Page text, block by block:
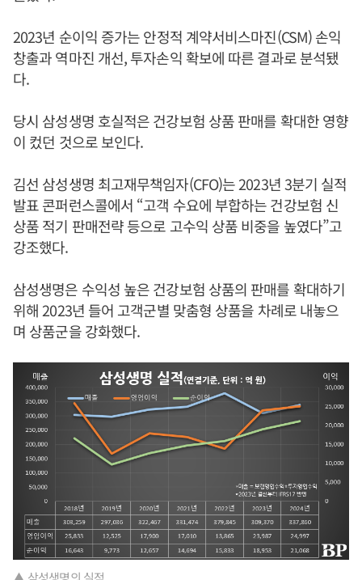
2023년 순이익 증가는 안정적 계약서비스마진(CSM) 손익
창출과 역마진 개선, 투자손익 확보에 따른 결과로 분석됐
다.
당시 삼성생명 호실적은 건강보험 상품 판매를 확대한 영향
이 컸던 것으로 보인다.
김선 삼성생명 최고재무책임자(CFO)는 2023년 3분기 실적
발표 콘퍼런스콜에서 “고객 수요에 부합하는 건강보험 신
상품 적기 판매전략 등으로 고수익 상품 비중을 높였다”고
강조했다.
삼성생명은 수익성 높은 건강보험 상품의 판매를 확대하기
위해 2023년 들어 고객군별 맞춤형 상품을 차례로 내놓으
며 상품군을 강화했다.